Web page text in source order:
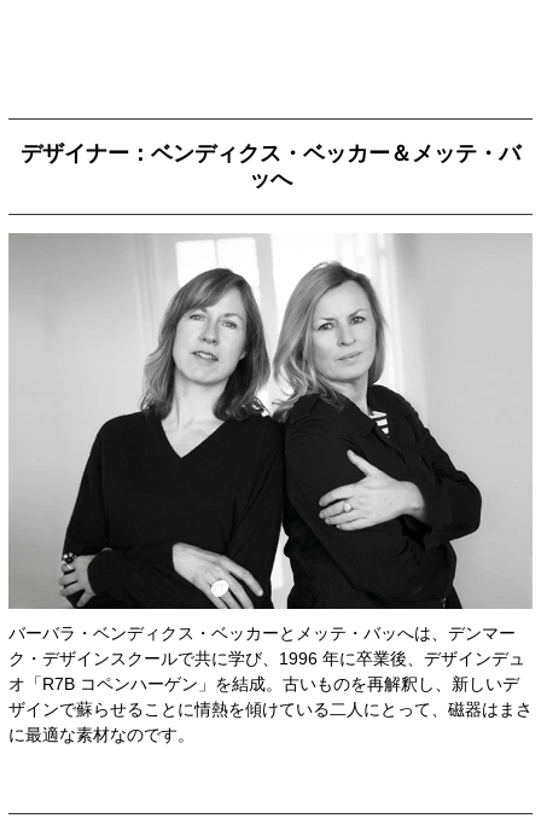
デザイナー：ベンディクス・ベッカー＆メッテ・バ
ッへ
バーバラ・ベンディクス・ベッカーとメッテ・バッへは、デンマー
ク・デザインスクールで共に学び、1996 年に卒業後、デザインデュ
オ「R7B コペンハーゲン」を結成。古いものを再解釈し、新しいデ
ザインで蘇らせることに情熱を傾けている二人にとって、磁器はまさ
に最適な素材なのです。